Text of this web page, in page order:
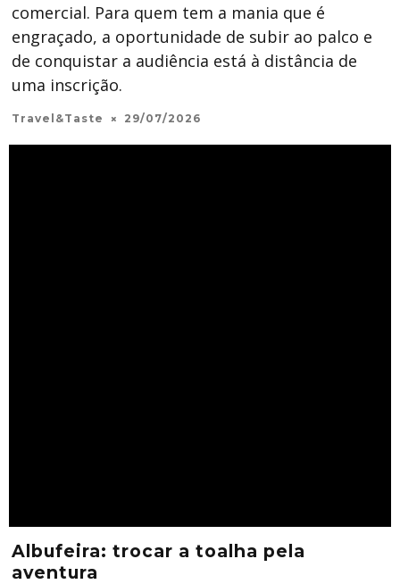
comercial. Para quem tem a mania que é
engraçado, a oportunidade de subir ao palco e
de conquistar a audiência está à distância de
uma inscrição.
Travel&Taste 29/07/2026
Albufeira: trocar a toalha pela
aventura